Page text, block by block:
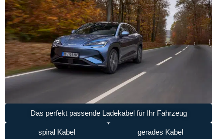
Das perfekt passende Ladekabel für Ihr Fahrzeug
spiral Kabel gerades Kabel